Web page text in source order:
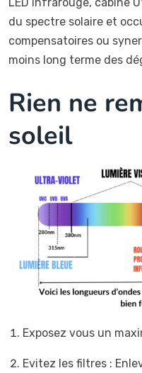
du spectre solaire et
compensatoires ou
moins long terme des
Rien ne
soleil
Exposez vous un
Evitez les filtres :